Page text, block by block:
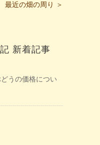
最近の畑の周り ＞
新着記事
うの価格につい